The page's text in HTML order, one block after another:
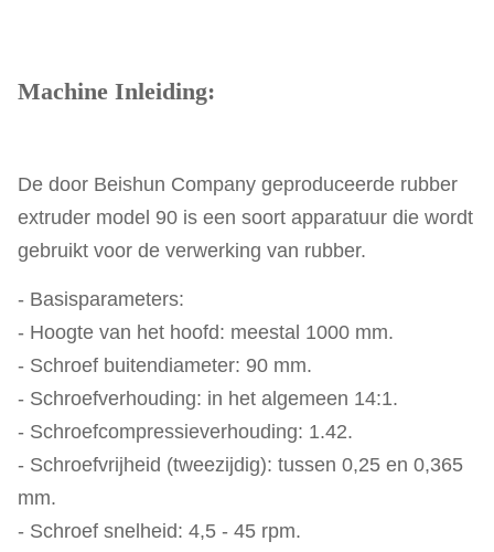
Machine Inleiding:
De door Beishun Company geproduceerde rubber
extruder model 90 is een soort apparatuur die wordt
gebruikt voor de verwerking van rubber.
- Basisparameters:
- Hoogte van het hoofd: meestal 1000 mm.
- Schroef buitendiameter: 90 mm.
- Schroefverhouding: in het algemeen 14:1.
- Schroefcompressieverhouding: 1.42.
- Schroefvrijheid (tweezijdig): tussen 0,25 en 0,365
mm.
- Schroef snelheid: 4,5 - 45 rpm.